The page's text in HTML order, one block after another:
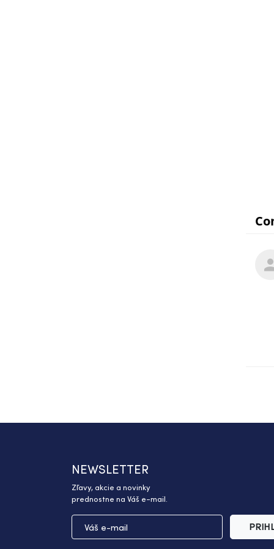
NEWSLETTER
Zľavy, akcie a novinky
prednostne na Váš e-mail.